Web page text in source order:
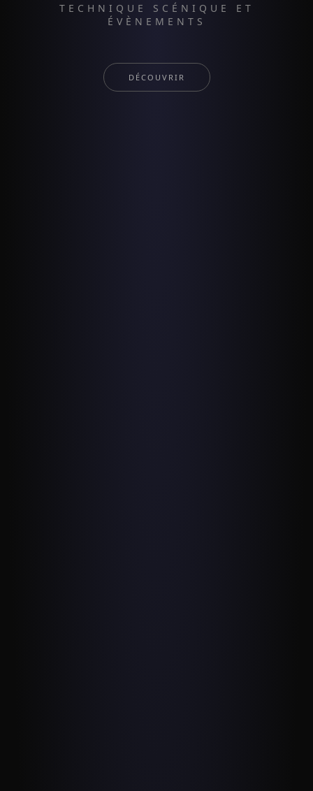
TECHNIQUE SCÉNIQUE ET
ÉVÈNEMENTS
DÉCOUVRIR